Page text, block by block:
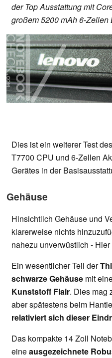
der Top Ausstattung mit
großem 5200 mAh 6-Zellen
Dies ist ein weiterer Test
T7700 CPU und 6-Zellen
Gerätes in der
Gehäuse
Hinsichtlich Gehäuse und
klarerweise nichts
nahezu unverwüstlich -
Ein wesentlicher Teil der
schwarze Gehäuse mit
Kunststoff Flair. Dies mag
aber spätestens beim
relativiert sich dieser
Das kompakte 14 Zoll
eineausgezeichnete